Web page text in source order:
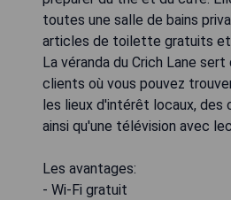
toutes une salle de bains
articles de toilette gratuits et
La véranda du Crich Lane
clients où vous pouvez
les lieux d'intérêt locaux, des
ainsi qu'une télévision avec
Les avantages:
- Wi-Fi gratuit